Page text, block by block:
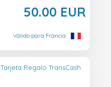
50.00 EUR
Válido para Francia
Tarjeta Regalo TransCash